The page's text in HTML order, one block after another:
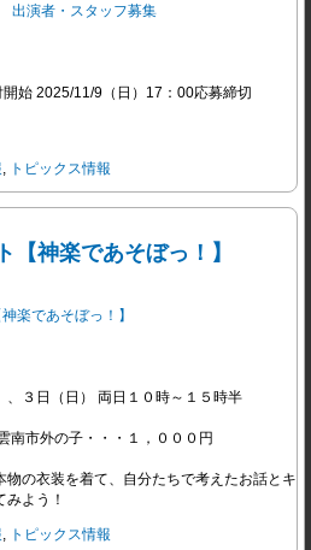
出演者・スタッフ募集
始 2025/11/9（日）17：00応募締切
トピックス情報
【神楽であそぼっ！】
楽であそぼっ！】
、３日（日） 両日１０時～１５時半
南市外の子・・・１，０００円
物の衣装を着て、自分たちで考えたお話とキ
よう！
トピックス情報